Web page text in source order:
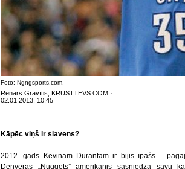
Foto: Ngngsports.com.
Renārs Grāvītis, KRUSTTEVS.COM ·
02.01.2013. 10:45
Kāpēc viņš ir slavens?
2012. gads Kevinam Durantam ir bijis īpašs –
Denveras „Nuggets” amerikānis sasniedza savu